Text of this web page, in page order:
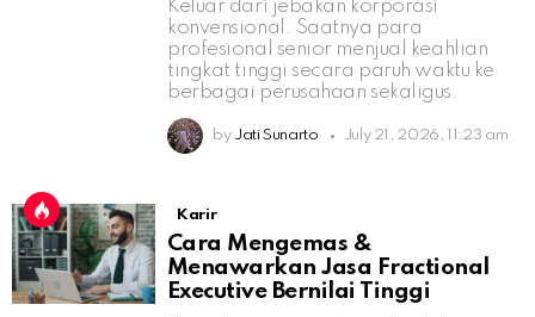
Keluar dari jebakan korporasi
konvensional. Saatnya para
profesional senior menjual keahlian
tingkat tinggi secara paruh waktu ke
berbagai perusahaan sekaligus.
by Jati Sunarto July 21, 2026, 11:23 am
Karir
Cara Mengemas &
Menawarkan Jasa Fractional
Executive Bernilai Tinggi